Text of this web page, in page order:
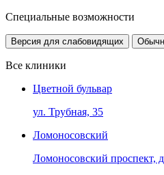
Специальные возможности
Версия для слабовидящих
Все клиники
Цветной бульвар
ул. Трубная, 35
Ломоносовский
Ломоносовский проспект,